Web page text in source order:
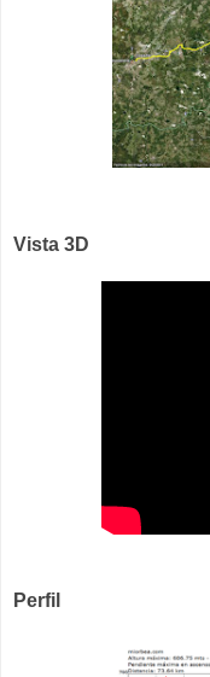
Vista 3D
Perfil